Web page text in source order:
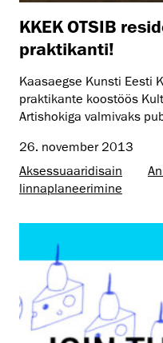
KKEK OTSIB
praktikanti!
Kaasaegse Kunsti Eesti
praktikante koostöös
Artishokiga valmivaks
26. november 2013
Aksessuaaridisain
linnaplaneerimine